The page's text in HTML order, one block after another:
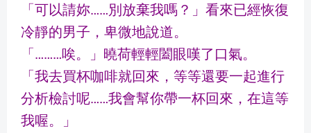
「可以請妳……別放棄我嗎？」看來已經恢復
冷靜的男子，卑微地說道。
「………唉。」曉荷輕輕闔眼嘆了口氣。
「我去買杯咖啡就回來，等等還要一起進行
分析檢討呢……我會幫你帶一杯回來，在這等
我喔。」